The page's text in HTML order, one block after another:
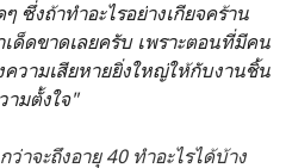
ซึ่งถ้าทำอะไรอย่างเกียจคร้าน
ดขาดเลยครับ เพราะตอนที่มีคน
ความเสียหายยิ่งใหญ่ให้กับงานชิ้น
มตั้งใจ"
จะถึงอายุ 40 ทำอะไรได้บ้าง